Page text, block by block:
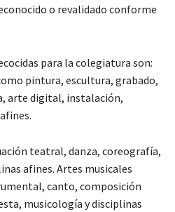
o revalidado conforme
para la colegiatura son:
pintura, escultura, grabado,
arte digital, instalación,
teatral, danza, coreografía,
afines. Artes musicales
canto, composición
musicología y disciplinas